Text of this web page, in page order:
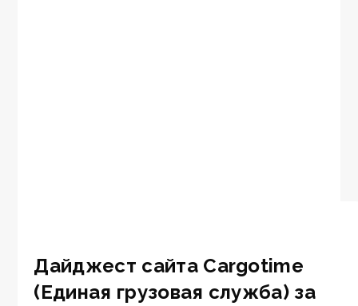
Дайджест сайта Cargotime
(Единая грузовая служба) за